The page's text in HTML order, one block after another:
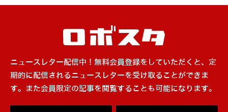
ニュースレター配信中！無料会員登録をしていただくと、定
期的に配信されるニュースレターを受け取ることができま
す。また会員限定の記事を閲覧することも可能になります。